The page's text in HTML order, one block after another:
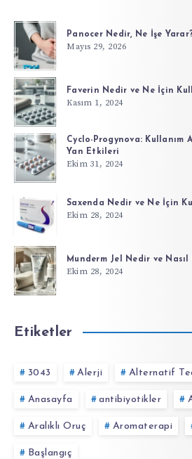
Panocer Nedir, Ne İşe
Mayıs 29, 2026
Faverin Nedir ve Ne İçin
Kasım 1, 2024
Cyclo-Progynova: Kullanım
Yan Etkileri
Ekim 31, 2024
Saxenda Nedir ve Ne İçin
Ekim 28, 2024
Munderm Jel Nedir ve Nasıl
Ekim 28, 2024
Etiketler
3043 Alerji Alternatif
Anasayfa antibiyotikler
Aralıklı Oruç Aromaterapi
Başlangıç